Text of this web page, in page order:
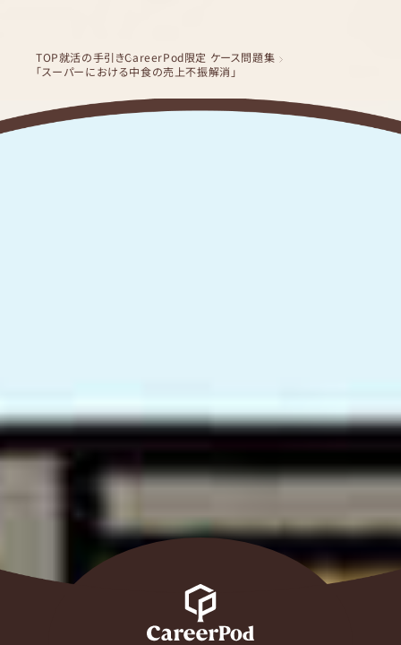
TOP就活の手引きCareerPod限定 ケース問題集
「スーパーにおける中食の売上不振解消」